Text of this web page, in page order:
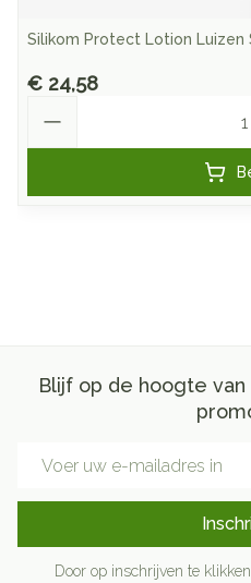
Silikom Protect Lotion Luizen
€ 24,58
Blijf op de hoogte
Door op inschrijven te